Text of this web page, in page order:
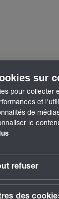
sur
pour collecter
et
de
le
refuser
des